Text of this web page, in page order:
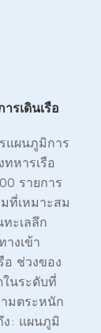
เดินเรือ
แผนภูมิการ
ทหารเรือ
รายการ
ที่เหมาะสม
ทะเลลึก
างเข้า
อ ช่วงของ
ในระดับที่
มตระหนัก
ง: แผนภูมิ